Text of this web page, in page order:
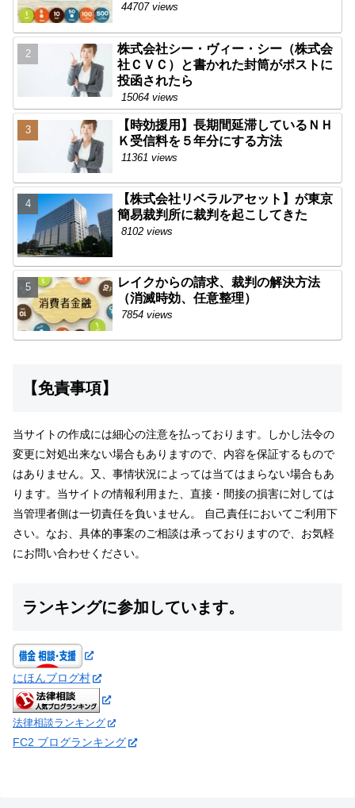
44707 views
株式会社シー・ヴィー・シー（株式会
社ＣＶＣ）と書かれた封筒がポストに
投函されたら
15064 views
【時効援用】長期間延滞しているＮＨ
Ｋ受信料を５年分にする方法
11361 views
【株式会社リベラルアセット】が東京
簡易裁判所に裁判を起こしてきた
8102 views
レイクからの請求、裁判の解決方法
（消滅時効、任意整理）
7854 views
【免責事項】
当サイトの作成には細心の注意を払っております。しかし法令の
変更に対処出来ない場合もありますので、内容を保証するもので
はありません。又、事情状況によっては当てはまらない場合もあ
ります。当サイトの情報利用また、直接・間接の損害に対しては
当管理者側は一切責任を負いません。 自己責任においてご利用下
さい。なお、具体的事案のご相談は承っておりますので、お気軽
にお問い合わせください。
ランキングに参加しています。
にほんブログ村
法律相談ランキング
FC2 ブログランキング